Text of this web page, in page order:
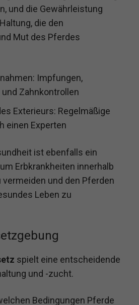
und die Gewährleistung
die den
Mut des Pferdes
Impfungen,
Zahnkontrollen
Exterieurs: Regelmäßige
einen Experten
ist ebenfalls ein
Erbkrankheiten innerhalb
und den Pferden
Leben zu
spielt eine entscheidende
und -zucht.
Bedingungen Pferde